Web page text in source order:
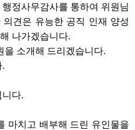
정사무감사를 통하여 위원님
견은 유능한 공직 인재 양성
나가겠습니다.
을 소개해 드리겠습니다.
.
다.
마치고 배부해 드린 유인물을